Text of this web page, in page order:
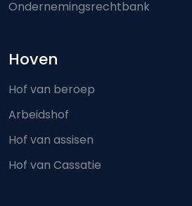
Ondernemingsrechtbank
Hoven
Hof van beroep
Arbeidshof
Hof van assisen
Hof van Cassatie